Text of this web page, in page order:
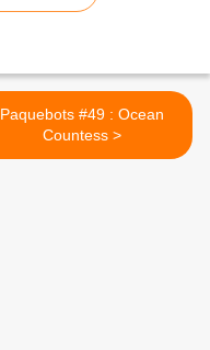
Paquebots #49 : Ocean
Countess >